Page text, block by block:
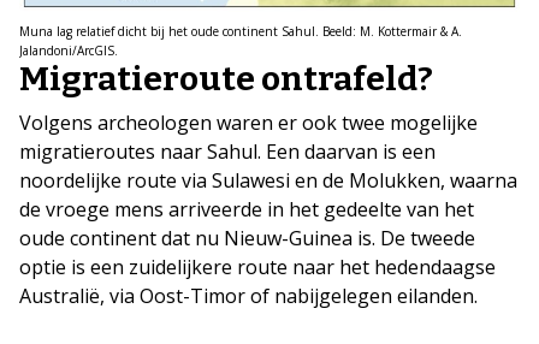
Muna lag relatief dicht bij het oude continent Sahul. Beeld: M. Kottermair & A.
Jalandoni/ArcGIS.
Migratieroute ontrafeld?
Volgens archeologen waren er ook twee mogelijke
migratieroutes naar Sahul. Een daarvan is een
noordelijke route via Sulawesi en de Molukken, waarna
de vroege mens arriveerde in het gedeelte van het
oude continent dat nu Nieuw-Guinea is. De tweede
optie is een zuidelijkere route naar het hedendaagse
Australië, via Oost-Timor of nabijgelegen eilanden.